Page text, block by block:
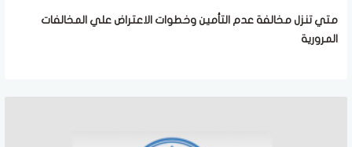
متي تنزل مخالفة عدم التأمين وخطوات الاعتراض علي المخالفات
المرورية